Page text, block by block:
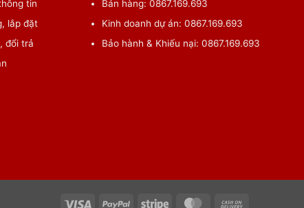
tin
lắp đặt
đổi trả
Bán hàng: 0867.169.693
Kinh doanh dự án: 0867.169.693
Bảo hành & Khiếu nại: 0867.169.693
Visa PayPal Stripe MasterCard